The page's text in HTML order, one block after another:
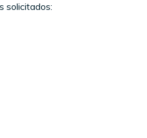
solicitados: